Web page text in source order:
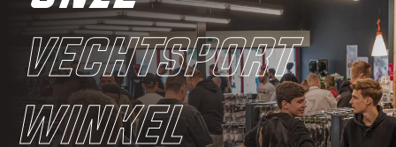
vechtsport
winkel